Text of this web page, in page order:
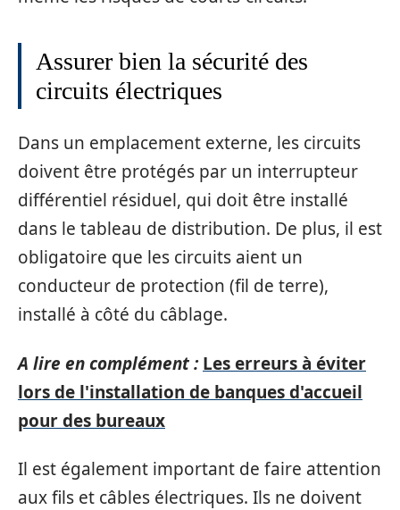
Assurer bien la sécurité des
circuits électriques
Dans un emplacement externe, les circuits
doivent être protégés par un interrupteur
différentiel résiduel, qui doit être installé
dans le tableau de distribution. De plus, il est
obligatoire que les circuits aient un
conducteur de protection (fil de terre),
installé à côté du câblage.
A lire en complément : Les erreurs à éviter
lors de l'installation de banques d'accueil
pour des bureaux
Il est également important de faire attention
aux fils et câbles électriques. Ils ne doivent